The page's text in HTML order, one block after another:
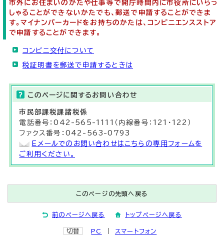
市外にお住まいのかたや仕事等で開庁時間内に市役所にいらっ
しゃることができないかたでも、郵送で申請することができま
す。マイナンバーカードをお持ちのかたは、コンビニエンスストア
で申請することができます。
コンビニ交付について
税証明書を郵送で申請するときは
このページに関する お問い合わせ
市民部課税課 諸税係
電話番号：042-565-1111（内線番号：121・122）
ファクス番号：042-563-0793
Eメールでのお問い合わせはこちらの専用フォームを
ご利用ください。
このページの先頭へ戻る
前のページへ戻る トップページへ戻る
切替 PC スマートフォン